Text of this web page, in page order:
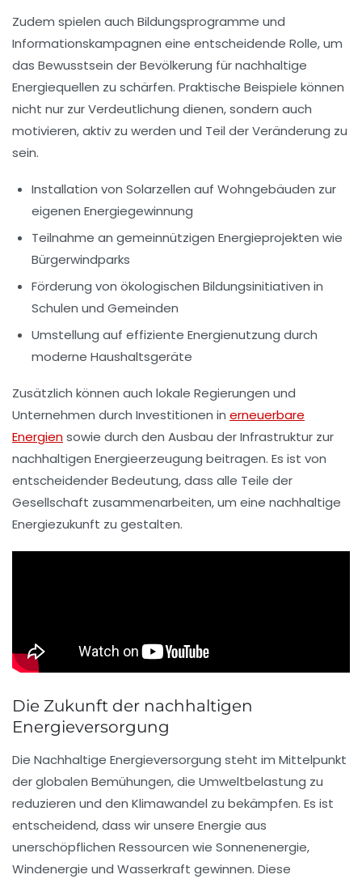
Zudem spielen auch Bildungsprogramme und
Informationskampagnen eine entscheidende Rolle, um
das Bewusstsein der Bevölkerung für nachhaltige
Energiequellen zu schärfen. Praktische Beispiele können
nicht nur zur Verdeutlichung dienen, sondern auch
motivieren, aktiv zu werden und Teil der Veränderung zu
sein.
Installation von Solarzellen auf Wohngebäuden zur
eigenen Energiegewinnung
Teilnahme an gemeinnützigen Energieprojekten wie
Bürgerwindparks
Förderung von ökologischen Bildungsinitiativen in
Schulen und Gemeinden
Umstellung auf effiziente Energienutzung durch
moderne Haushaltsgeräte
Zusätzlich können auch lokale Regierungen und
Unternehmen durch Investitionen in erneuerbare
Energiensowie durch den Ausbau derInfrastruktur zur
nachhaltigen Energieerzeugung beitragen. Es ist von
entscheidender Bedeutung, dass alle Teile der
Gesellschaft zusammenarbeiten, um eine nachhaltige
Energiezukunft zu gestalten.
Die Zukunft der nachhaltigen
Energieversorgung
Die Nachhaltige Energieversorgung steht im Mittelpunkt
der globalen Bemühungen, die Umweltbelastung zu
reduzieren und den Klimawandel zu bekämpfen. Es ist
entscheidend, dass wir unsere Energie aus
unerschöpflichen Ressourcen wie Sonnenenergie,
Windenergie und Wasserkraft gewinnen. Diese